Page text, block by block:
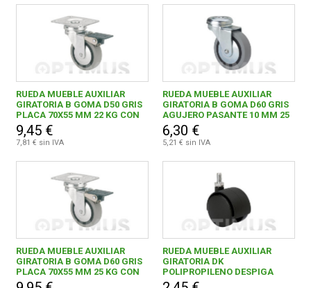
Carpinteria
Construcción
Equipacion de taller
Limpieza 53
0,00 € - 999,99 €
1.000,00 € - 1.999,99 €
2.000,00 € - 2.999,99 € 1
3.000,00 € y superior 2
RUEDA MUEBLE AUXILIAR
GIRATORIA B GOMA D50 GRIS
PLACA 70X55 MM 22 KG CON
FRENO
9,45 €
7,81 € sin IVA
RUEDA MUEBLE AUXILIAR
GIRATORIA B GOMA D60 GRIS
AGUJERO PASANTE 10 MM 25
KG
6,30 €
5,21 € sin IVA
RUEDA MUEBLE AUXILIAR
GIRATORIA B GOMA D60 GRIS
PLACA 70X55 MM 25 KG CON
FRENO
RUEDA MUEBLE AUXILIAR
GIRATORIA DK
POLIPROPILENO DESPIGA
ROSCADA M 6X15 20 KG
DEVOLUCIONES
FORMAS DE PAGO
CONDICIONES